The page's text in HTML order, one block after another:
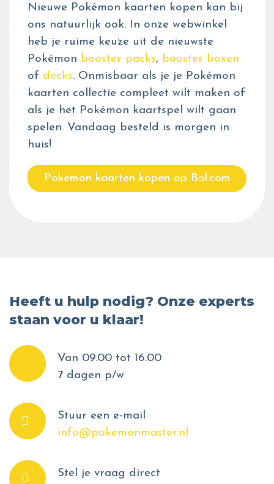
Nieuwe Pokémon kaarten kopen kan bij
ons natuurlijk ook. In onze webwinkel
heb je ruime keuze uit de nieuwste
Pokémon booster packs, booster boxen
of decks. Onmisbaar als je je Pokémon
kaarten collectie compleet wilt maken of
als je het Pokémon kaartspel wilt gaan
spelen. Vandaag besteld is morgen in
huis!
Pokemon kaarten kopen op Bol.com
Heeft u hulp nodig? Onze experts
staan voor u klaar!
Van 09.00 tot 16.00
7 dagen p/w
Stuur een e-mail
info@pokemonmaster.nl
Stel je vraag direct